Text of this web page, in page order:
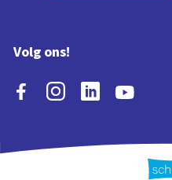
Volg ons!